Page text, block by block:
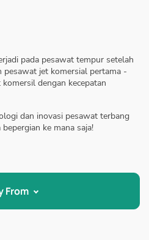
pada pesawat tempur setelah
pesawat jet komersial pertama -
dengan kecepatan
dan inovasi pesawat terbang
ke mana saja!
From